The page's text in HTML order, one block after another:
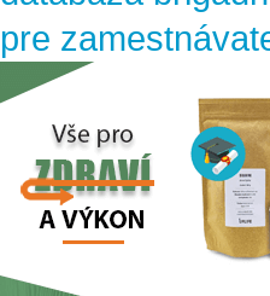
pre